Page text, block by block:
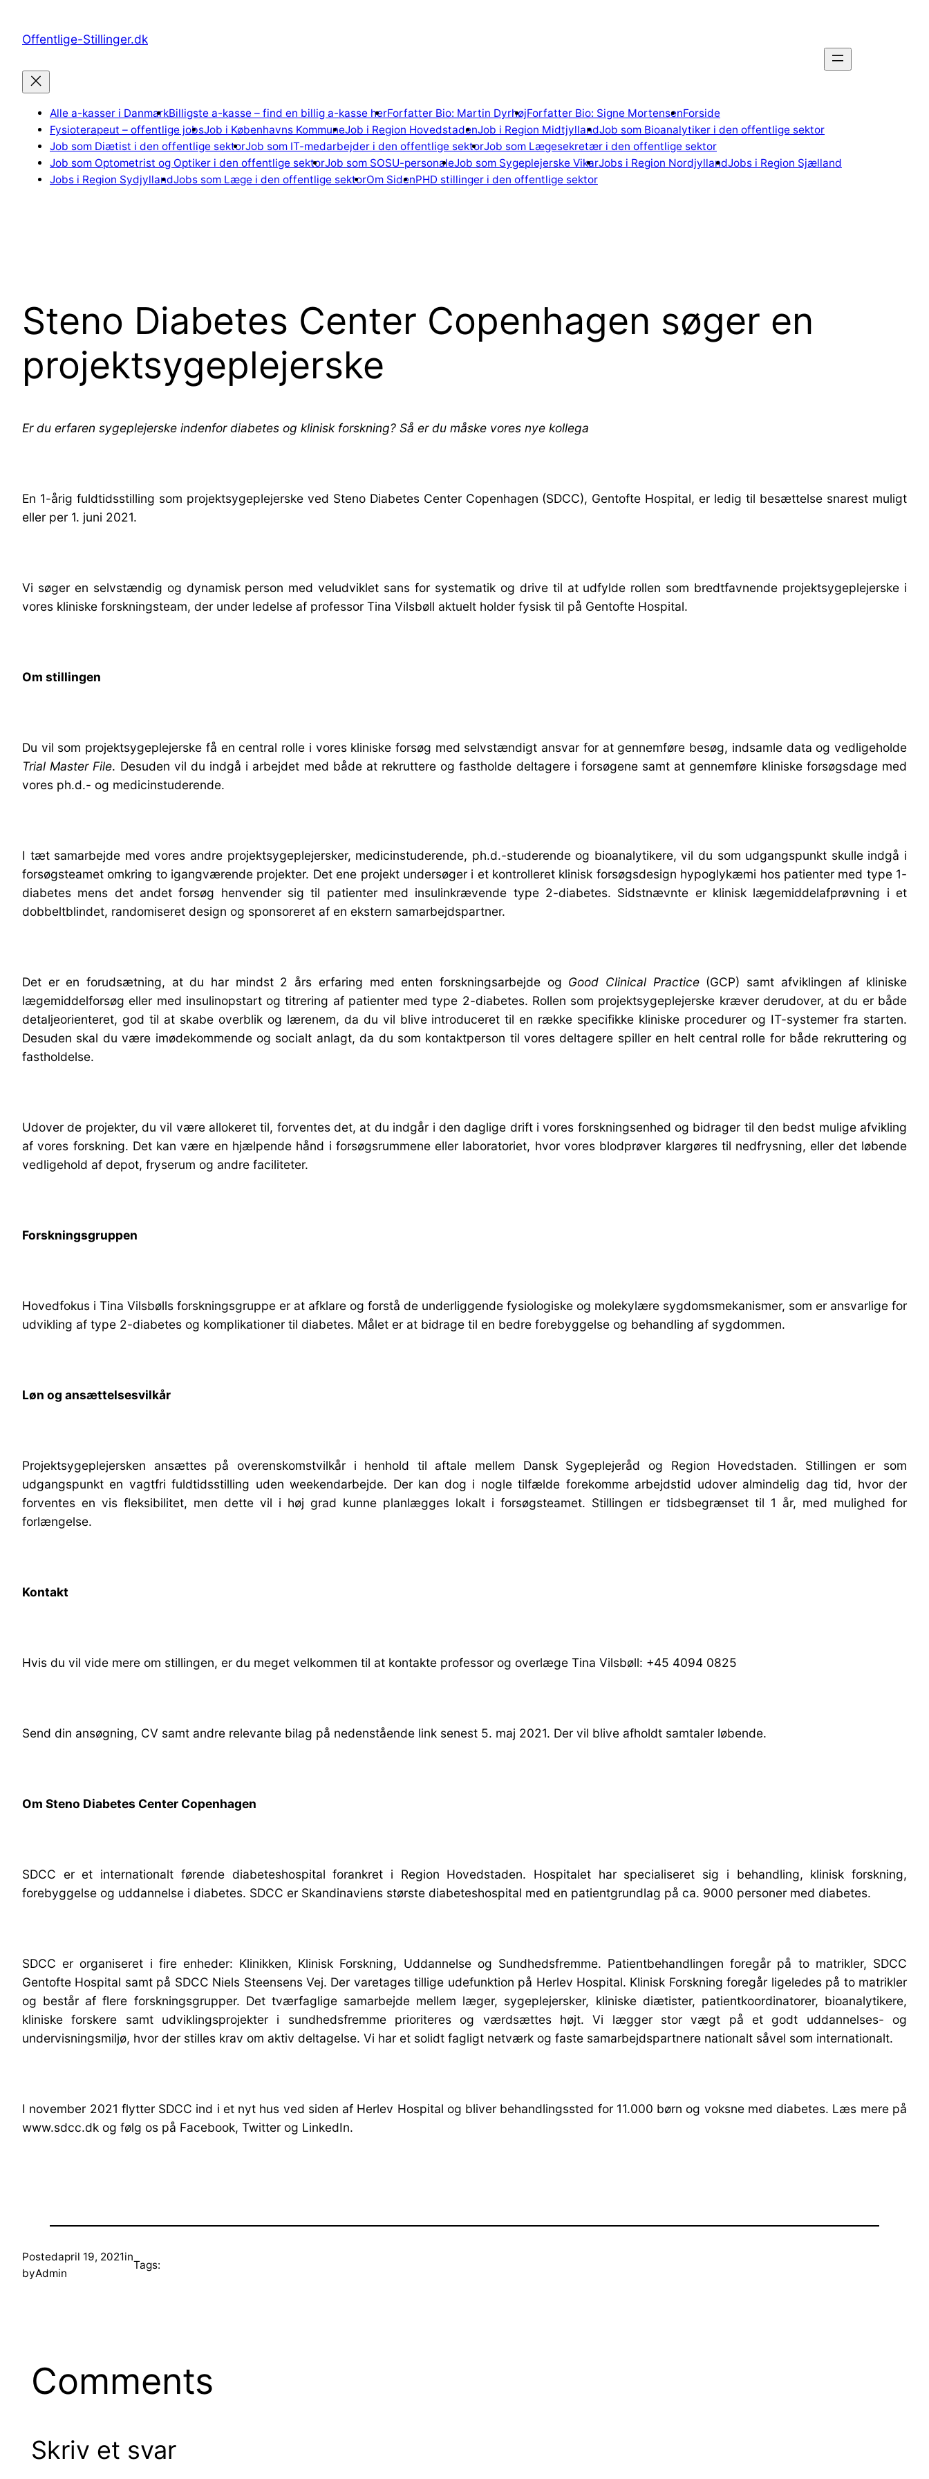
indholdOffentlige-Stillinger.dk
Alle a-kasser i DanmarkBilligste a-kasse – find en billig a-kasse herForfatter Bio: Martin DyrhøjForfatter Bio: Signe MortensenForside
Fysioterapeut – offentlige jobsJob i Københavns KommuneJob i Region HovedstadenJob i Region MidtjyllandJob som Bioanalytiker i den offentlige sektor
Job som Diætist i den offentlige sektorJob som IT-medarbejder i den offentlige sektorJob som Lægesekretær i den offentlige sektor
Job som Optometrist og Optiker i den offentlige sektorJob som SOSU-personaleJob som Sygeplejerske VikarJobs i Region NordjyllandJobs i Region Sjælland
Jobs i Region SydjyllandJobs som Læge i den offentlige sektorOm SidenPHD stillinger i den offentlige sektor
Steno Diabetes Center Copenhagen søger en
projektsygeplejerske
Er du erfaren sygeplejerske indenfor diabetes og klinisk forskning? Så er du måske vores nye kollega
En 1-årig fuldtidsstilling som projektsygeplejerske ved Steno Diabetes Center Copenhagen (SDCC), Gentofte Hospital, er ledig til besættelse snarest muligt
eller per 1. juni 2021.
Vi søger en selvstændig og dynamisk person med veludviklet sans for systematik og drive til at udfylde rollen som bredtfavnende projektsygeplejerske i
vores kliniske forskningsteam, der under ledelse af professor Tina Vilsbøll aktuelt holder fysisk til på Gentofte Hospital.
Om stillingen
Du vil som projektsygeplejerske få en central rolle i vores kliniske forsøg med selvstændigt ansvar for at gennemføre besøg, indsamle data og vedligeholde
Trial Master File. Desuden vil du indgå i arbejdet med både at rekruttere og fastholde deltagere i forsøgene samt at gennemføre kliniske forsøgsdage med
vores ph.d.- og medicinstuderende.
I tæt samarbejde med vores andre projektsygeplejersker, medicinstuderende, ph.d.-studerende og bioanalytikere, vil du som udgangspunkt skulle indgå i
forsøgsteamet omkring to igangværende projekter. Det ene projekt undersøger i et kontrolleret klinisk forsøgsdesign hypoglykæmi hos patienter med type 1-
diabetes mens det andet forsøg henvender sig til patienter med insulinkrævende type 2-diabetes. Sidstnævnte er klinisk lægemiddelafprøvning i et
dobbeltblindet, randomiseret design og sponsoreret af en ekstern samarbejdspartner.
Det er en forudsætning, at du har mindst 2 års erfaring med enten forskningsarbejde og Good Clinical Practice(GCP) samt afviklingen af kliniske
lægemiddelforsøg eller med insulinopstart og titrering af patienter med type 2-diabetes. Rollen som projektsygeplejerske kræver derudover, at du er både
detaljeorienteret, god til at skabe overblik og lærenem, da du vil blive introduceret til en række specifikke kliniske procedurer og IT-systemer fra starten.
Desuden skal du være imødekommende og socialt anlagt, da du som kontaktperson til vores deltagere spiller en helt central rolle for både rekruttering og
fastholdelse.
Udover de projekter, du vil være allokeret til, forventes det, at du indgår i den daglige drift i vores forskningsenhed og bidrager til den bedst mulige afvikling
af vores forskning. Det kan være en hjælpende hånd i forsøgsrummene eller laboratoriet, hvor vores blodprøver klargøres til nedfrysning, eller det løbende
vedligehold af depot, fryserum og andre faciliteter.
Forskningsgruppen
Hovedfokus i Tina Vilsbølls forskningsgruppe er at afklare og forstå de underliggende fysiologiske og molekylære sygdomsmekanismer, som er ansvarlige for
udvikling af type 2-diabetes og komplikationer til diabetes. Målet er at bidrage til en bedre forebyggelse og behandling af sygdommen.
Løn og ansættelsesvilkår
Projektsygeplejersken ansættes på overenskomstvilkår i henhold til aftale mellem Dansk Sygeplejeråd og Region Hovedstaden. Stillingen er som
udgangspunkt en vagtfri fuldtidsstilling uden weekendarbejde. Der kan dog i nogle tilfælde forekomme arbejdstid udover almindelig dag tid, hvor der
forventes en vis fleksibilitet, men dette vil i høj grad kunne planlægges lokalt i forsøgsteamet. Stillingen er tidsbegrænset til 1 år, med mulighed for
forlængelse.
Kontakt
Hvis du vil vide mere om stillingen, er du meget velkommen til at kontakte professor og overlæge Tina Vilsbøll: +45 4094 0825
Send din ansøgning, CV samt andre relevante bilag på nedenstående link senest 5. maj 2021. Der vil blive afholdt samtaler løbende.
Om Steno Diabetes Center Copenhagen
SDCC er et internationalt førende diabeteshospital forankret i Region Hovedstaden. Hospitalet har specialiseret sig i behandling, klinisk forskning,
forebyggelse og uddannelse i diabetes. SDCC er Skandinaviens største diabeteshospital med en patientgrundlag på ca. 9000 personer med diabetes.
SDCC er organiseret i fire enheder: Klinikken, Klinisk Forskning, Uddannelse og Sundhedsfremme. Patientbehandlingen foregår på to matrikler, SDCC
Gentofte Hospital samt på SDCC Niels Steensens Vej. Der varetages tillige udefunktion på Herlev Hospital. Klinisk Forskning foregår ligeledes på to matrikler
og består af flere forskningsgrupper. Det tværfaglige samarbejde mellem læger, sygeplejersker, kliniske diætister, patientkoordinatorer, bioanalytikere,
kliniske forskere samt udviklingsprojekter i sundhedsfremme prioriteres og værdsættes højt. Vi lægger stor vægt på et godt uddannelses- og
undervisningsmiljø, hvor der stilles krav om aktiv deltagelse. Vi har et solidt fagligt netværk og faste samarbejdspartnere nationalt såvel som internationalt.
I november 2021 flytter SDCC ind i et nyt hus ved siden af Herlev Hospital og bliver behandlingssted for 11.000 børn og voksne med diabetes. Læs mere på
www.sdcc.dk og følg os på Facebook, Twitter og LinkedIn.
Postedapril 19, 2021in
byAdmin
Tags:
Comments
Skriv et svar